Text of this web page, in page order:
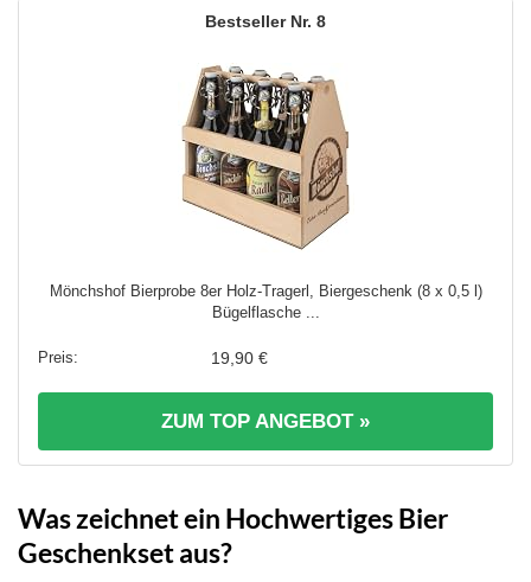
8
Mönchshof Bierprobe 8er Holz-Tragerl, Biergeschenk (8 x 0,5 l)
Bügelflasche ...
19,90 €
ZUM TOP ANGEBOT »
Was zeichnet ein Hochwertiges Bier
Geschenkset aus?